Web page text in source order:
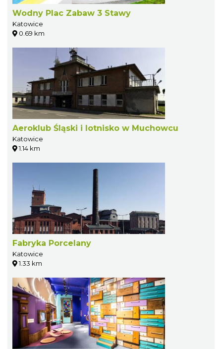
Wodny Plac Zabaw 3 Stawy
Katowice
0.69 km
Aeroklub Śląski i lotnisko w Muchowcu
Katowice
1.14 km
Fabryka Porcelany
Katowice
1.33 km